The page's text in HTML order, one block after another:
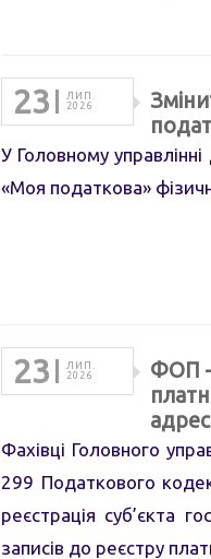
23
ЛИП.
2026
У Головному
«Моя податкова»
23
ЛИП.
2026
ФОП –
Фахівці Головного
299 Податкового
реєстрація суб’єкта
записів до реєстру